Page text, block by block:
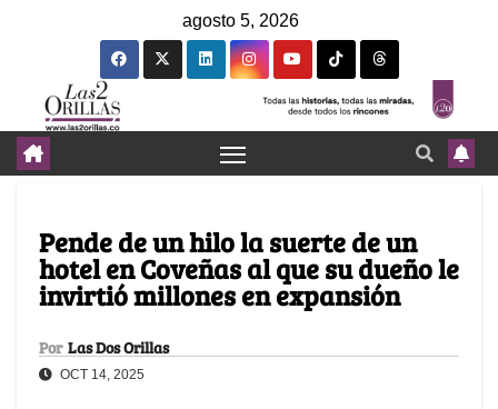
agosto 5, 2026
Pende de un hilo la suerte de un
hotel en Coveñas al que su dueño le
invirtió millones en expansión
Por Las Dos Orillas
OCT 14, 2025